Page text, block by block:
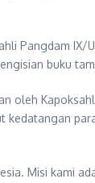
Pangdam IX/
buku
oleh
Misi kami